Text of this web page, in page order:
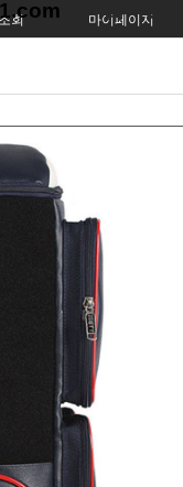
회 마이페이지